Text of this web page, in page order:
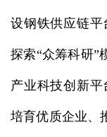
设钢铁供应链
探索“众筹科研”
产业科技创新
培育优质企业、